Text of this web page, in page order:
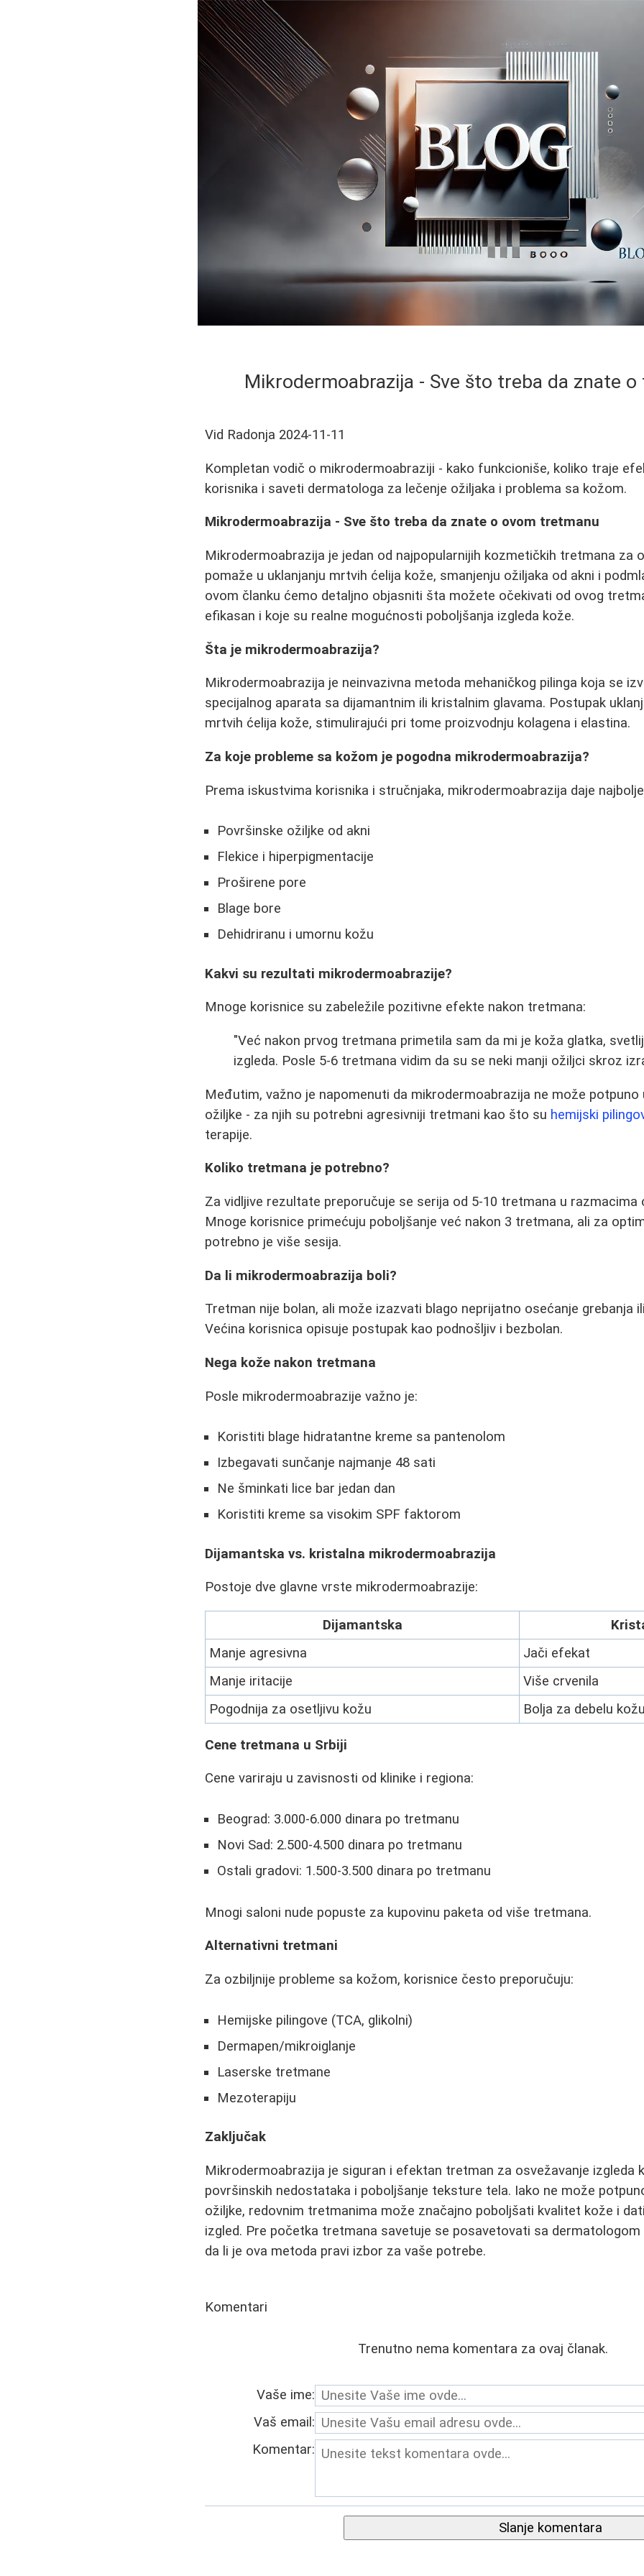
Mikrodermoabrazija - Sve što treba da znate
Vid Radonja 2024-11-11
Kompletan vodič o mikrodermoabraziji - kako funkcioniše, koliko traje
korisnika i saveti dermatologa za lečenje ožiljaka i problema sa kožom.
Mikrodermoabrazija - Sve što treba da znate o ovom tretmanu
Mikrodermoabrazija je jedan od najpopularnijih kozmetičkih tretmana za
pomaže u uklanjanju mrtvih ćelija kože, smanjenju ožiljaka od akni i
ovom članku ćemo detaljno objasniti šta možete očekivati od ovog
efikasan i koje su realne mogućnosti poboljšanja izgleda kože.
Šta je mikrodermoabrazija?
Mikrodermoabrazija je neinvazivna metoda mehaničkog pilinga koja se
specijalnog aparata sa dijamantnim ili kristalnim glavama. Postupak
mrtvih ćelija kože, stimulirajući pri tome proizvodnju kolagena i elastina.
Za koje probleme sa kožom je pogodna mikrodermoabrazija?
Prema iskustvima korisnika i stručnjaka, mikrodermoabrazija daje
Površinske ožiljke od akni
Flekice i hiperpigmentacije
Proširene pore
Blage bore
Dehidriranu i umornu kožu
Kakvi su rezultati mikrodermoabrazije?
Mnoge korisnice su zabeležile pozitivne efekte nakon tretmana:
"Već nakon prvog tretmana primetila sam da mi je koža glatka,
izgleda. Posle 5-6 tretmana vidim da su se neki manji ožiljci skroz
Međutim, važno je napomenuti da mikrodermoabrazija ne može potpuno
ožiljke - za njih su potrebni agresivniji tretmani kao što su hemijski
terapije.
Koliko tretmana je potrebno?
Za vidljive rezultate preporučuje se serija od 5-10 tretmana u razmacima
Mnoge korisnice primećuju poboljšanje već nakon 3 tretmana, ali za
potrebno je više sesija.
Da li mikrodermoabrazija boli?
Tretman nije bolan, ali može izazvati blago neprijatno osećanje grebanja
Većina korisnica opisuje postupak kao podnošljiv i bezbolan.
Nega kože nakon tretmana
Posle mikrodermoabrazije važno je:
Koristiti blage hidratantne kreme sa pantenolom
Izbegavati sunčanje najmanje 48 sati
Ne šminkati lice bar jedan dan
Koristiti kreme sa visokim SPF faktorom
Dijamantska vs. kristalna mikrodermoabrazija
Postoje dve glavne vrste mikrodermoabrazije:
Dijamantska
Manje agresivna
Jači efekat
Manje iritacije
Više crvenila
Pogodnija za osetljivu kožu
Bolja za debelu kožu
Cene tretmana u Srbiji
Cene variraju u zavisnosti od klinike i regiona:
Beograd: 3.000-6.000 dinara po tretmanu
Novi Sad: 2.500-4.500 dinara po tretmanu
Ostali gradovi: 1.500-3.500 dinara po tretmanu
Mnogi saloni nude popuste za kupovinu paketa od više tretmana.
Alternativni tretmani
Za ozbiljnije probleme sa kožom, korisnice često preporučuju:
Hemijske pilingove (TCA, glikolni)
Dermapen/mikroiglanje
Laserske tretmane
Mezoterapiju
Zaključak
Mikrodermoabrazija je siguran i efektan tretman za osvežavanje izgleda
površinskih nedostataka i poboljšanje teksture tela. Iako ne može
ožiljke, redovnim tretmanima može značajno poboljšati kvalitet kože i
izgled. Pre početka tretmana savetuje se posavetovati sa
da li je ova metoda pravi izbor za vaše potrebe.
Komentari
Trenutno nema komentara za ovaj članak.
Vaše ime:
Vaš email:
Komentar:
Slanje komentara